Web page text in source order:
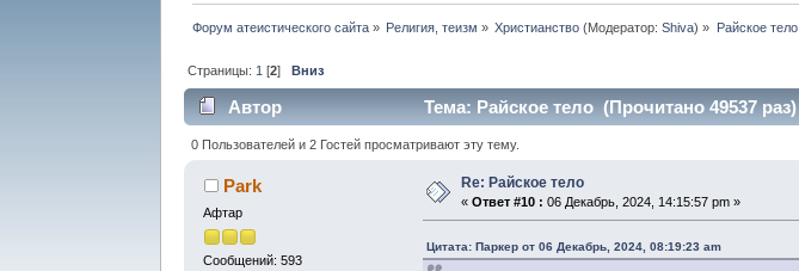
Форум атеистического сайта» Религия, теизм » Христианство (Модератор:Shiva) » Райское тело
Страницы: 1 [2] Вниз
Автор Тема: Райское тело (Прочитано 49537 раз)
0 Пользователей и 2 Гостей просматривают эту тему.
Park
Афтар
Сообщений: 593
Re: Райское тело
«Ответ #10 : 06 Декабрь, 2024, 14:15:57 pm »
Цитата: Паркер от 06 Декабрь, 2024, 08:19:23 am